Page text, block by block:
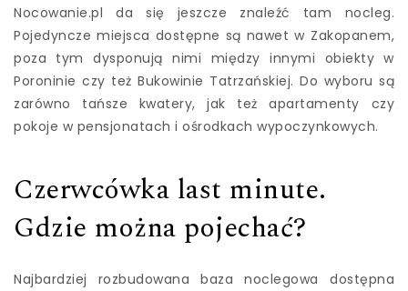
Nocowanie.pl da się jeszcze znaleźć tam nocleg.
Pojedyncze miejsca dostępne są nawet w Zakopanem,
poza tym dysponują nimi między innymi obiekty w
Poroninie czy też Bukowinie Tatrzańskiej. Do wyboru są
zarówno tańsze kwatery, jak też apartamenty czy
pokoje w pensjonatach i ośrodkach wypoczynkowych.
Czerwcówka last minute.
Gdzie można pojechać?
Najbardziej rozbudowana baza noclegowa dostępna